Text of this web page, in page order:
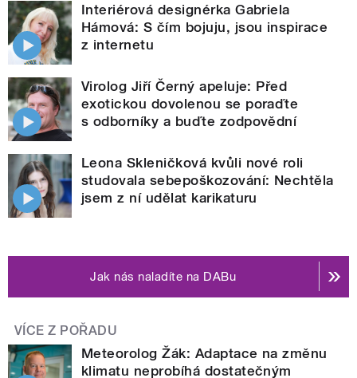
Interiérová designérka Gabriela
Hámová: S čím bojuju, jsou inspirace
z internetu
Virolog Jiří Černý apeluje: Před
exotickou dovolenou se poraďte
s odborníky a buďte zodpovědní
Leona Skleničková kvůli nové roli
studovala sebepoškozování: Nechtěla
jsem z ní udělat karikaturu
Jak nás naladíte na DABu
VÍCE Z POŘADU
Meteorolog Žák: Adaptace na změnu
klimatu neprobíhá dostatečným